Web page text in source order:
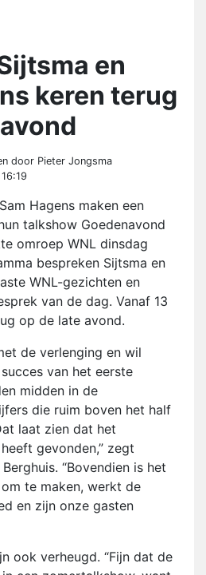
en
keren terug
door Pieter Jongsma
Hagens maken een
talkshow Goedenavond
omroep WNL dinsdag
bespreken Sijtsma en
WNL-gezichten en
van de dag. Vanaf 13
op de late avond.
de verlenging en wil
van het eerste
midden in de
die ruim boven het half
laat zien dat het
gevonden,” zegt
“Bovendien is het
te maken, werkt de
en zijn onze gasten
ook verheugd. “Fijn dat de